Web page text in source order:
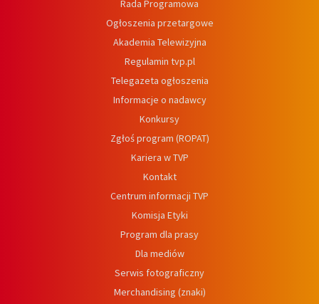
Rada Programowa
Ogłoszenia przetargowe
Akademia Telewizyjna
Regulamin tvp.pl
Telegazeta ogłoszenia
Informacje o nadawcy
Konkursy
Zgłoś program (ROPAT)
Kariera w TVP
Kontakt
Centrum informacji TVP
Komisja Etyki
Program dla prasy
Dla mediów
Serwis fotograficzny
Merchandising (znaki)